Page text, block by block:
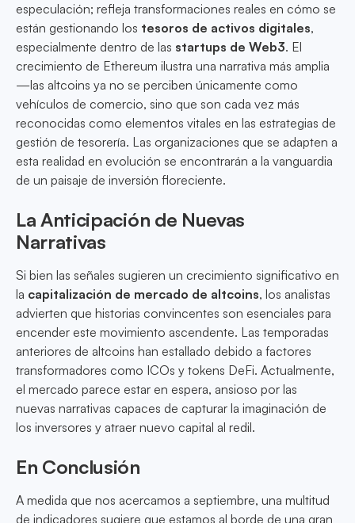
especulación; refleja transformaciones reales en cómo se
están gestionando los tesoros de activos digitales,
especialmente dentro de las startups de Web3. El
crecimiento de Ethereum ilustra una narrativa más amplia
—las altcoins ya no se perciben únicamente como
vehículos de comercio, sino que son cada vez más
reconocidas como elementos vitales en las estrategias de
gestión de tesorería. Las organizaciones que se adapten a
esta realidad en evolución se encontrarán a la vanguardia
de un paisaje de inversión floreciente.
La Anticipación de Nuevas
Narrativas
Si bien las señales sugieren un crecimiento significativo en
la capitalización de mercado de altcoins, los analistas
advierten que historias convincentes son esenciales para
encender este movimiento ascendente. Las temporadas
anteriores de altcoins han estallado debido a factores
transformadores como ICOs y tokens DeFi. Actualmente,
el mercado parece estar en espera, ansioso por las
nuevas narrativas capaces de capturar la imaginación de
los inversores y atraer nuevo capital al redil.
En Conclusión
A medida que nos acercamos a septiembre, una multitud
de indicadores sugiere que estamos al borde de una gran